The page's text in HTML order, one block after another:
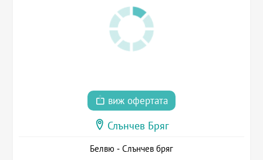
виж офертата
Слънчев Бряг
Белвю - Слънчев бряг